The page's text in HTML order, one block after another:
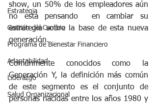
Estrategia
Gestión del Cambio
Programa de Bienestar Financiero
Adaptabilidad
Liderazgo
Salud Organizacional
show, un 50% de los empleadores aún
no está pensando  en cambiar su
estrategia sobre la base de esta nueva
generación.
Comúnmente conocidos como la
Generación Y, la definición más común
de este segmento es el conjunto de
personas nacidas entre los años 1980 y